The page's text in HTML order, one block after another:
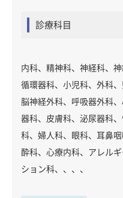
診療科目
内科、精神科、神経科、
循環器科、小児科、外科
脳神経外科、呼吸器外科
器科、皮膚科、泌尿器科
科、婦人科、眼科、耳鼻
酔科、心療内科、アレル
ション科、、、、